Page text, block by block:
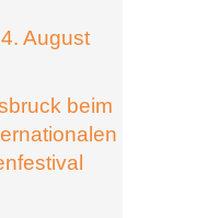
August
beim